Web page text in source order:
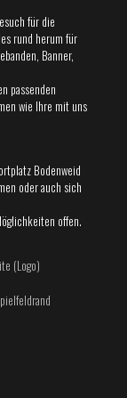
für die
rund herum für
Banner,
passenden
wie Ihre mit uns
Bodenweid
oder auch sich
offen.
(Logo)